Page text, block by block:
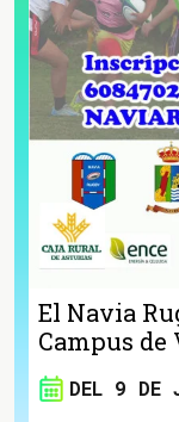
El Navia
Campus de
DEL 9 DE